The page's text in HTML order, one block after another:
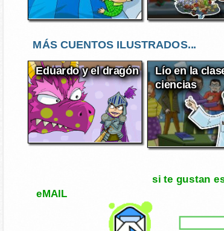
MÁS CUENTOS ILUSTRADOS...
Eduardo y el dragón Lío en la
ciencias
si te gustan
eMAIL